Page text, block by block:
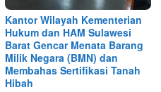
Kantor Wilayah Kementerian
Hukum dan HAM Sulawesi
Barat Gencar Menata Barang
Milik Negara (BMN) dan
Membahas Sertifikasi Tanah
Hibah